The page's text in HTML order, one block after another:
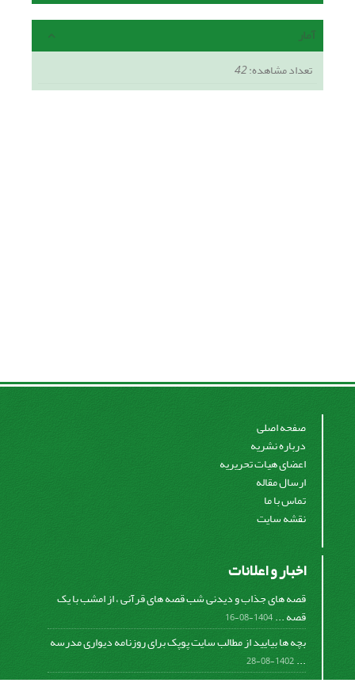
آمار
تعداد مشاهده:42
صفحه اصلی
درباره نشریه
اعضای هیات تحریریه
ارسال مقاله
تماس با ما
نقشه سایت
اخبار و اعلانات
قصه های جذاب و دیدنی شب قصه های قرآنی ، از امشب با یک
قصه ...1404-08-16
بچه ها بیایید از مطالب سایت پوپک برای روزنامه دیواری مدرسه
...
1402-08-28